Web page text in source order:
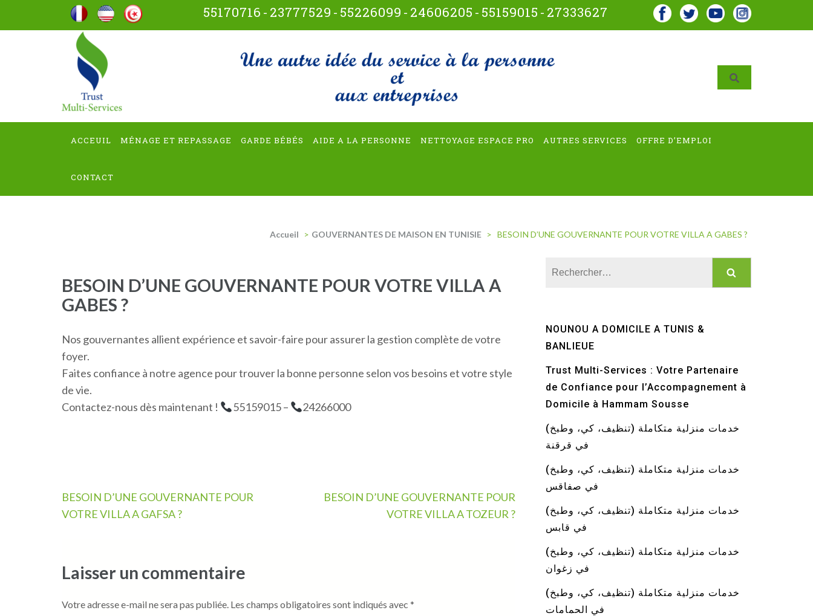
55170716 - 23777529 - 55226099 - 24606205 - 55159015 - 27333627
trust-multiservices
ACCEUIL MÉNAGE ET REPASSAGE GARDE BÉBÉS AIDE A LA PERSONNE NETTOYAGE ESPACE PRO AUTRES SERVICES OFFRE D’EMPLOI
CONTACT
Accueil > GOUVERNANTES DE MAISON EN TUNISIE > BESOIN D’UNE GOUVERNANTE POUR VOTRE VILLA A GABES ?
BESOIN D’UNE GOUVERNANTE POUR VOTRE VILLA A
GABES ?
Nos gouvernantes allient expérience et savoir-faire pour assurer la gestion complète de votre
foyer.
Faites confiance à notre agence pour trouver la bonne personne selon vos besoins et votre style
de vie.
Contactez-nous dès maintenant !
55159015 – 24266000
Navigation
de
BESOIN D’UNE GOUVERNANTE POUR
VOTRE VILLA A GAFSA ?
BESOIN D’UNE GOUVERNANTE POUR
VOTRE VILLA A TOZEUR ?
Laisser un commentaire
Votre adresse e-mail ne sera pas publiée. Les champs obligatoires sont indiqués avec *
Rechercher :
NOUNOU A DOMICILE A TUNIS &
BANLIEUE
Trust Multi-Services : Votre Partenaire
de Confiance pour l’Accompagnement à
Domicile à Hammam Sousse
خدمات منزلية متكاملة (تنظيف، كي، وطبخ)
في قرقنة
خدمات منزلية متكاملة (تنظيف، كي، وطبخ)
في صفاقس
خدمات منزلية متكاملة (تنظيف، كي، وطبخ)
في قابس
خدمات منزلية متكاملة (تنظيف، كي، وطبخ)
في زغوان
خدمات منزلية متكاملة (تنظيف، كي، وطبخ)
في الحمامات